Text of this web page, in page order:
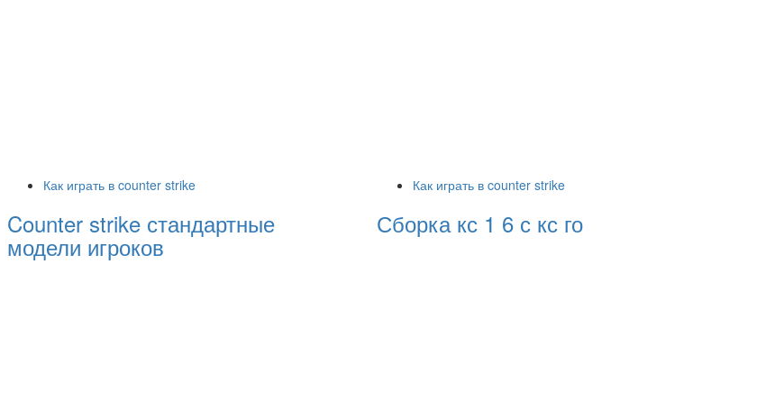
Как играть в counter strike
Counter strike стандартные
модели игроков
Как играть в counter strike
Сборка кс 1 6 с кс го